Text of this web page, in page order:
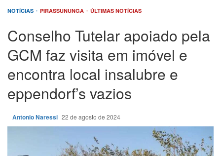
NOTÍCIAS PIRASSUNUNGA ÚLTIMAS NOTÍCIAS
Conselho Tutelar apoiado pela
GCM faz visita em imóvel e
encontra local insalubre e
eppendorf’s vazios
Antonio Naressi 22 de agosto de 2024